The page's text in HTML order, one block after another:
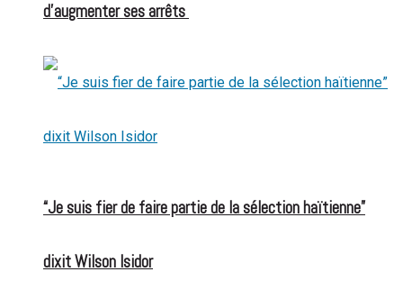
d’augmenter ses arrêts
“Je suis fier de faire partie de la sélection haïtienne”
dixit Wilson Isidor